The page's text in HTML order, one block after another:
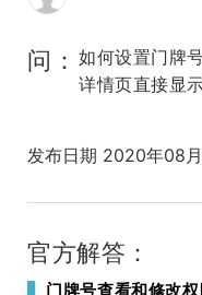
问： 如何设置门牌
详情页直接显
发布日期 2020年08
官方解答：
门牌号查看和修改权